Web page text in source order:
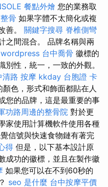
餐點外燴 您的業​​務取
骨 如果字體不太簡化或複
善。 關鍵字搜尋 脊椎側彎
之間混合。 品牌名稱與兩
wordpress 台中喬骨 徽標的
性，統一，一致的外觀。
清路 按摩 kkday 台胞證 卡
顏色，形式和飾面都貼在人
您的品牌，這是最​​重要的事
功路周邊的整骨院 對於更
家使用計算機軟件使用各種
信號與快速食物鏈有著完
得 但是，以下基本設計原
成功的徽標，並且在製作徽
如果您可以在不到60秒的
seo 是什麼 台中按摩平價